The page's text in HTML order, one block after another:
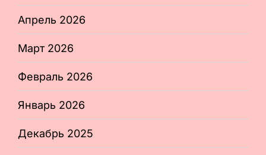
Апрель 2026
Март 2026
Февраль 2026
Январь 2026
Декабрь 2025